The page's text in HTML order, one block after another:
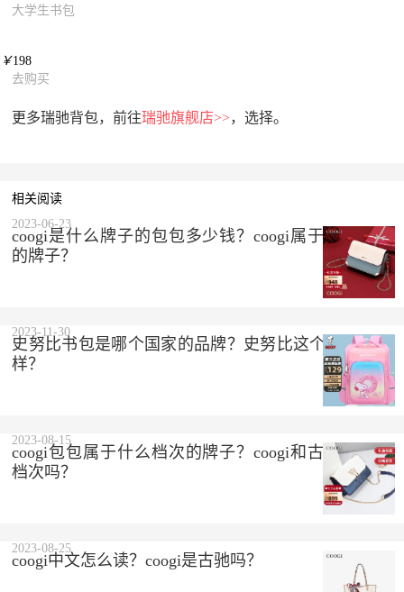
大学生书包
￥198
去购买
更多瑞驰背包，前往瑞驰旗舰店>>，选择。
相关阅读
coogi是什么牌子的包包多少钱？coogi属于什么档次
的牌子？
2023-06-23
史努比书包是哪个国家的品牌？史努比这个品牌怎么
样？
2023-11-30
coogi包包属于什么档次的牌子？coogi和古驰是一个
档次吗？
2023-08-15
coogi中文怎么读？coogi是古驰吗？
2023-08-25